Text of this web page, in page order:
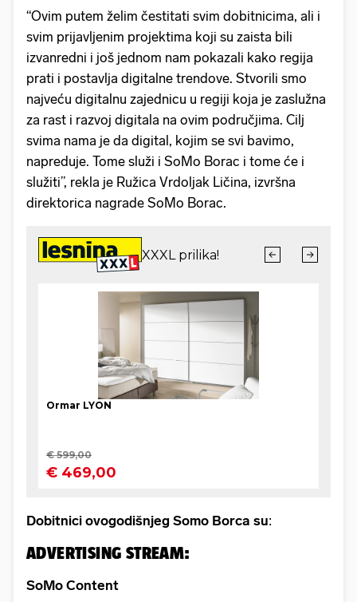
“Ovim putem želim čestitati svim dobitnicima, ali i
svim prijavljenim projektima koji su zaista bili
izvanredni i još jednom nam pokazali kako regija
prati i postavlja digitalne trendove. Stvorili smo
najveću digitalnu zajednicu u regiji koja je zaslužna
za rast i razvoj digitala na ovim područjima. Cilj
svima nama je da digital, kojim se svi bavimo,
napreduje. Tome služi i SoMo Borac i tome će i
služiti”, rekla je Ružica Vrdoljak Ličina, izvršna
direktorica nagrade SoMo Borac.
Dobitnici ovogodišnjeg Somo Borca su:
ADVERTISING STREAM:
SoMo Content